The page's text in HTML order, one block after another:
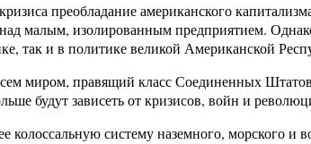
преобладание американского
малым, изолированным предприятием.
так и в политике великой Американской
миром, правящий класс Соединенных
будут зависеть от кризисов, войн и
колоссальную систему наземного, морского и